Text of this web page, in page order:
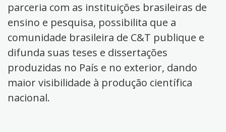
parceria com as instituições brasileiras de
ensino e pesquisa, possibilita que a
comunidade brasileira de C&T publique e
difunda suas teses e dissertações
produzidas no País e no exterior, dando
maior visibilidade à produção científica
nacional.